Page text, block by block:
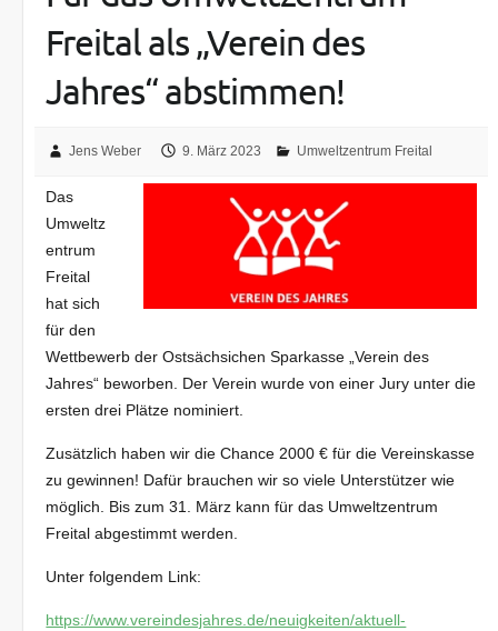
Freital als „Verein des
Jahres“ abstimmen!
Jens Weber 9. März 2023 Umweltzentrum Freital
Das
Umweltz
entrum
Freital
hat sich
für den
Wettbewerb der Ostsächsichen Sparkasse „Verein des
Jahres“ beworben. Der Verein wurde von einer Jury unter die
ersten drei Plätze nominiert.
Zusätzlich haben wir die Chance 2000 € für die Vereinskasse
zu gewinnen! Dafür brauchen wir so viele Unterstützer wie
möglich. Bis zum 31. März kann für das Umweltzentrum
Freital abgestimmt werden.
Unter folgendem Link:
https://www.vereindesjahres.de/neuigkeiten/aktuell-